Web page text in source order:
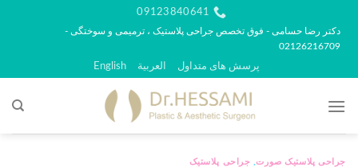
محتوا
09123840641
دکتر رضا حسامی - فوق تخصص جراحی پلاستیک ، ترمیمی و سوختگی -
02126216709
پرسش های متداول العربية English
جراحی پلاستیک صورت, جراحی پلاستیک